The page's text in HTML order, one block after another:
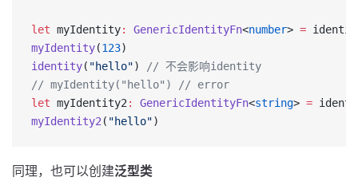
let myIdentity: GenericIdentityFn<number> =
myIdentity(123)
identity( "hello")
// 不会影响identity
// myIdentity("hello") // error
let myIdentity2 : GenericIdentityFn<string> =
myIdentity2 ( "hello")
同理，也可以创建泛型类